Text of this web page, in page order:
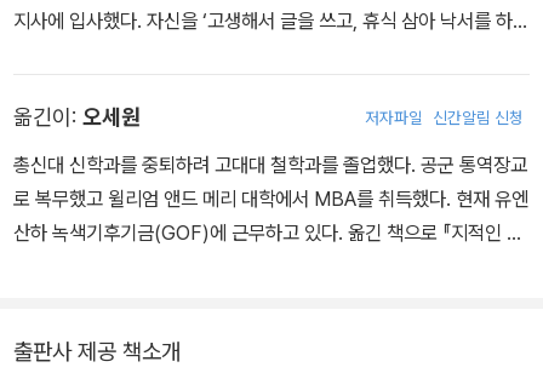
지사에 입사했다. 자신을 ‘고생해서 글을 쓰고, 휴식 삼아 낙서를 하는
다. 서버가 잡지에 기고한 작품들은 미국 유머의 성격을 완전히 바꿔
놓았다. 1935년에 잡지사를 떠난 뒤로도 20년간 글과 그림을 꾸준
히 기고하며 《뉴요커》의 황금기를 이끌었다. 한국에서는 2013년 개
봉한 영화 <월터의 상상은 현실이 된다>의 원작 단편인 <월터 미티
상을, 시트콤 <나의 세상과 그곳으로의 초대>로 에미상을 받았고, 칼
옮긴이: 오세원 저자파일 신간알림 신청
총신대 신학과를 중퇴하려 고대대 철학과를 졸업했다. 공군 통역장교
로 복무했고 윌리엄 앤드 메리 대학에서 MBA를 취득했다. 현재 유엔
산하 녹색기후기금(GOF)에 근무하고 있다. 옮긴 책으로 『지적인 여
출판사 제공 책소개